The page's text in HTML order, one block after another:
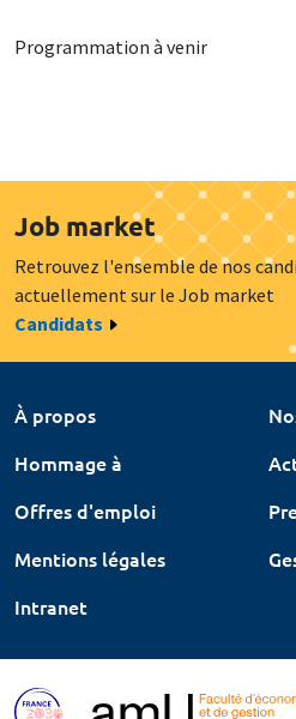
Programmation à venir
Job market
Retrouvez l'ensemble de nos
actuellement sur le Job market
Candidats
À propos
Hommage à
Offres d'emploi
Mentions légales
Intranet